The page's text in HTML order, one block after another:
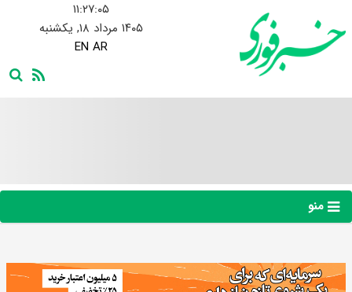
۱۱:۲۷:۰۶
۱۴۰۵ مرداد ۱۸, یکشنبه
EN AR
منو